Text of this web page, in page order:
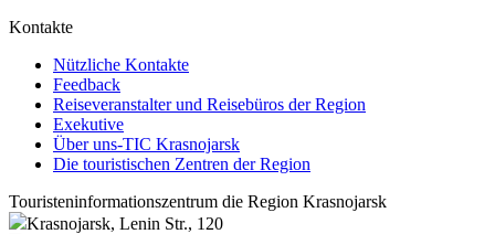
Kontakte
Nützliche Kontakte
Feedback
Reiseveranstalter und Reisebüros der Region
Exekutive
Über uns-TIC Krasnojarsk
Die touristischen Zentren der Region
Touristeninformationszentrum die Region Krasnojarsk
Krasnojarsk, Lenin Str., 120